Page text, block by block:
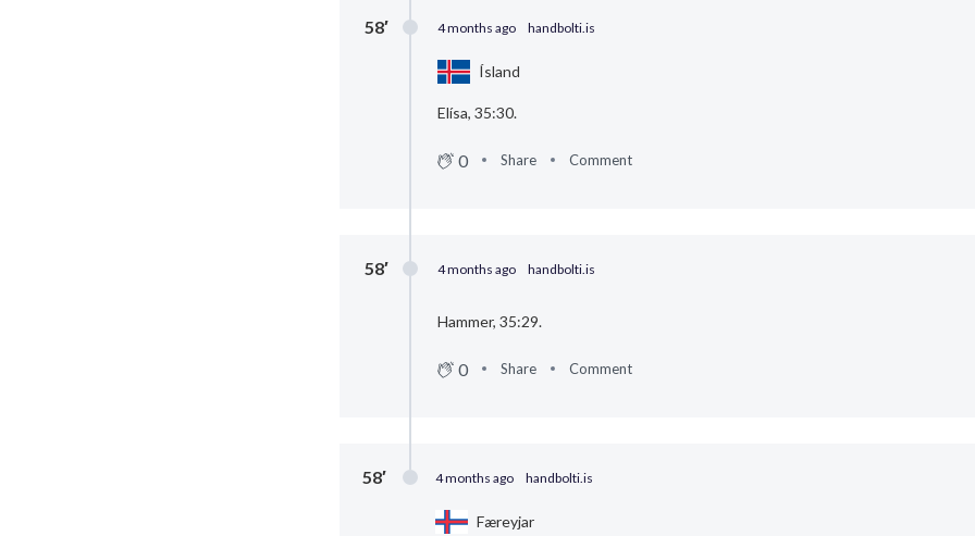
58′ 4 months ago handbolti.is
Ísland
Elísa, 35:30.
0 Share Comment
58′ 4 months ago handbolti.is
Hammer, 35:29.
0 Share Comment
58′ 4 months ago handbolti.is
Færeyjar